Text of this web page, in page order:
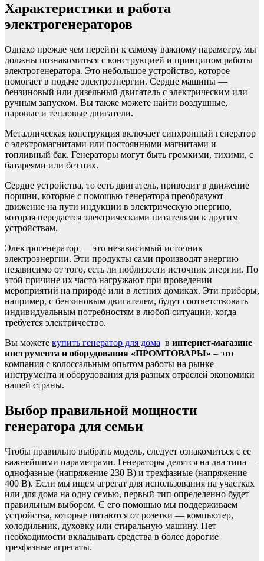
Характеристики и работа
электрогенераторов
Однако прежде чем перейти к самому важному параметру, мы
должны познакомиться с конструкцией и принципом работы
электрогенератора. Это небольшое устройство, которое
помогает в подаче электроэнергии. Сердце машины —
бензиновый или дизельный двигатель с электрическим или
ручным запуском. Вы также можете найти воздушные,
паровые и тепловые двигатели.
Металлическая конструкция включает синхронный генератор
с электромагнитами или постоянными магнитами и
топливный бак. Генераторы могут быть громкими, тихими, с
батареями или без них.
Сердце устройства, то есть двигатель, приводит в движение
поршни, которые с помощью генератора преобразуют
движение на пути индукции в электрическую энергию,
которая передается электрическими питателями к другим
устройствам.
Электрогенератор — это независимый источник
электроэнергии. Эти продукты сами производят энергию
независимо от того, есть ли поблизости источник энергии. По
этой причине их часто нагружают при проведении
мероприятий на природе или в летних домиках. Эти приборы,
например, с бензиновым двигателем, будут соответствовать
индивидуальным потребностям в любой ситуации, когда
требуется электричество.
Вы можете купить генератор для дома в интернет-магазине
инструмента и оборудования «ПРОМТОВАРЫ» – это
компания с колоссальным опытом работы на рынке
инструмента и оборудования для разных отраслей экономики
нашей страны.
Выбор правильной мощности
генератора для семьи
Чтобы правильно выбрать модель, следует ознакомиться с ее
важнейшими параметрами. Генераторы делятся на два типа —
однофазные (напряжение 230 В) и трехфазные (напряжение
400 В). Если мы ищем агрегат для использования на участках
или для дома на одну семью, первый тип определенно будет
правильным выбором. С его помощью мы поддерживаем
устройства, которые питаются от розетки — компьютер,
холодильник, духовку или стиральную машину. Нет
необходимости вкладывать средства в более дорогие
трехфазные агрегаты.